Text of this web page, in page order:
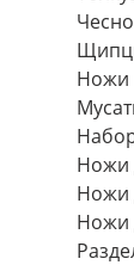
Ножи
Ножи
Ножи
Ножи